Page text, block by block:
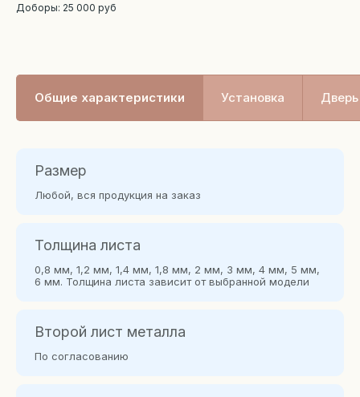
Доборы: 25 000 руб
Общие характеристики Установка Дверь
Размер
Любой, вся продукция на заказ
Толщина листа
0,8 мм, 1,2 мм, 1,4 мм, 1,8 мм, 2 мм, 3 мм, 4 мм, 5 мм,
6 мм. Толщина листа зависит от выбранной модели
Второй лист металла
По согласованию